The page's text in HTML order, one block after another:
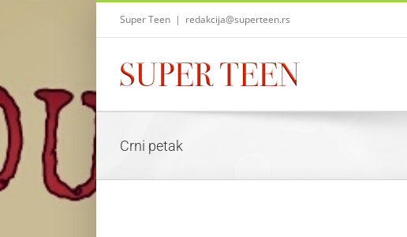
Super Teen | redakcija@superteen.rs
Crni petak